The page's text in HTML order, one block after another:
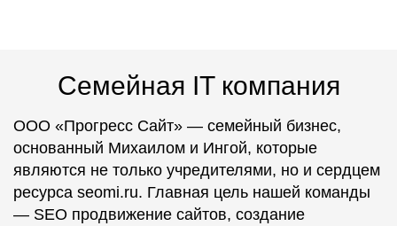
Семейная IT компания
ООО «Прогресс Сайт» — семейный бизнес,
основанный Михаилом и Ингой, которые
являются не только учредителями, но и сердцем
ресурса seomi.ru. Главная цель нашей команды
— SEO продвижение сайтов, создание